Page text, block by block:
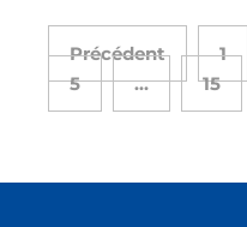
Précédent 1
5
… 15